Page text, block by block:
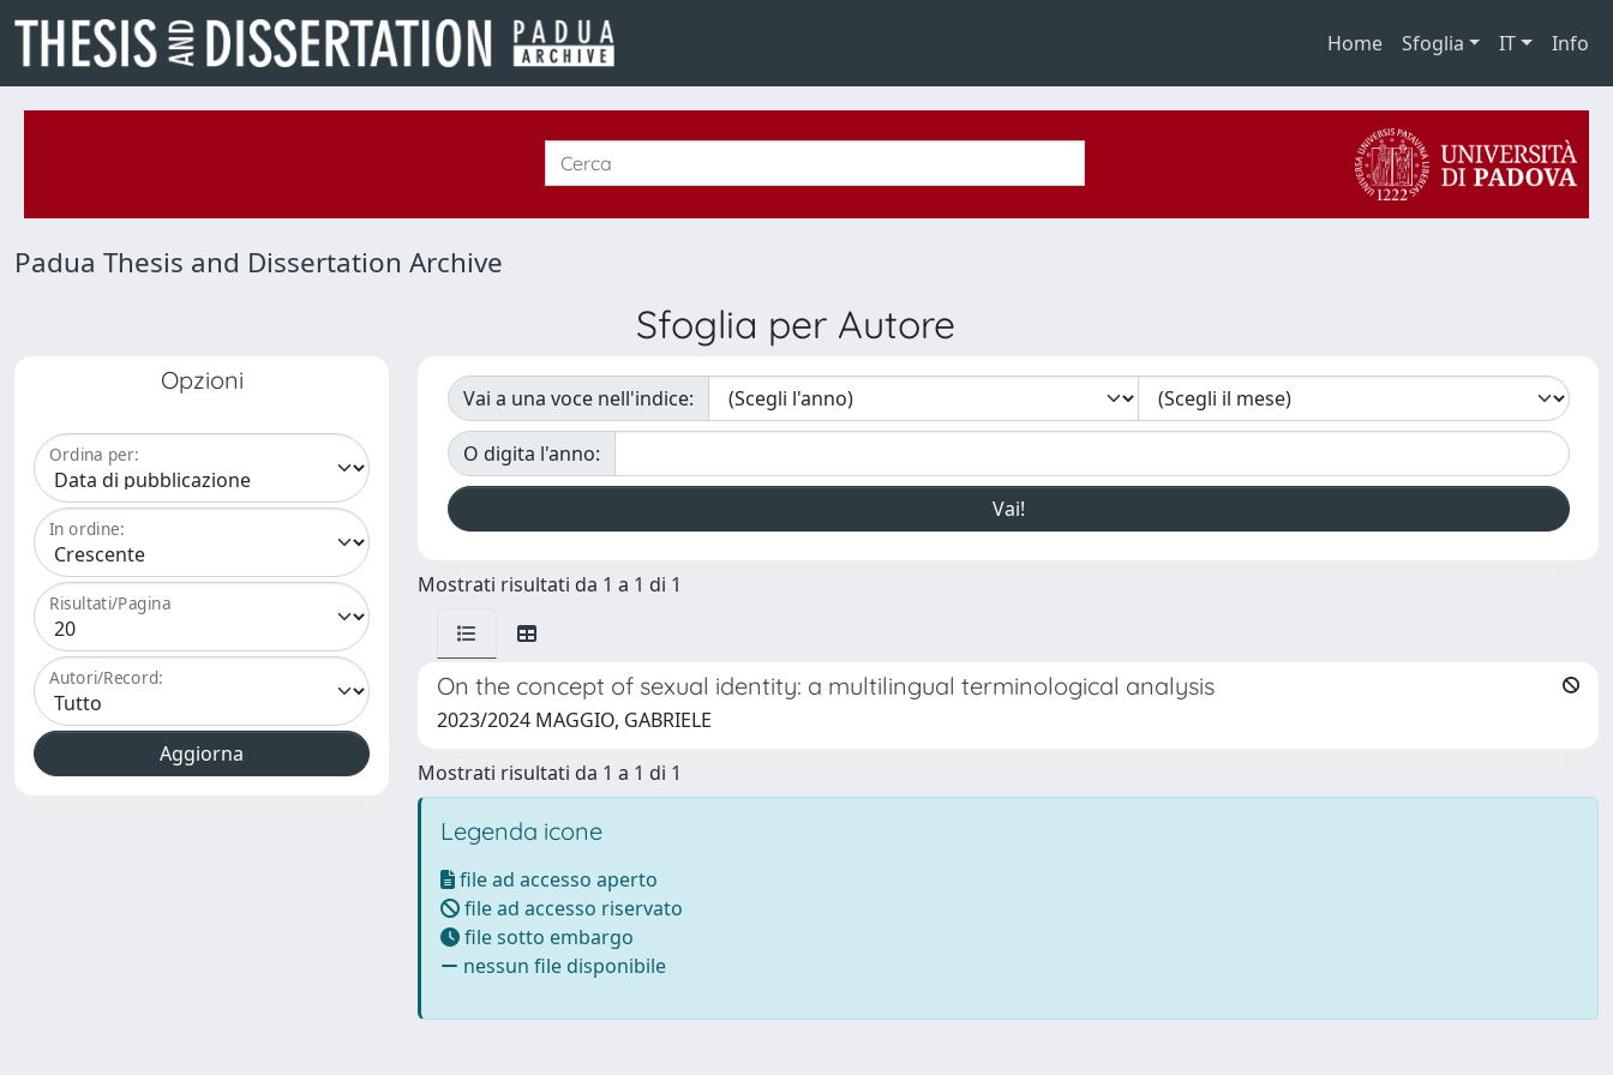
Home Sfoglia IT Info
Padua Thesis and Dissertation Archive
Sfoglia per Autore
Opzioni
Ordina per:
In ordine:
Risultati/Pagina
Autori/Record:
Vai a una voce nell'indice:
O digita l'anno:
Mostrati risultati da 1 a 1 di 1
On the concept of sexual identity: a multilingual terminological analysis
2023/2024 MAGGIO, GABRIELE
Mostrati risultati da 1 a 1 di 1
Legenda icone
file ad accesso aperto
file ad accesso riservato
file sotto embargo
nessun file disponibile